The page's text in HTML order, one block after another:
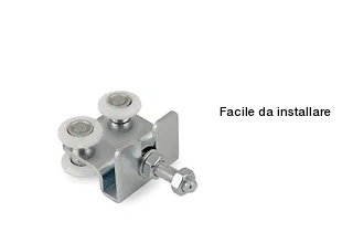
Facile da installare